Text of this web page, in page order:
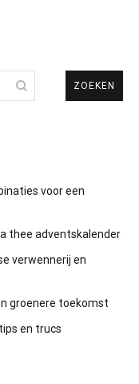
voor een
thee adventskalender
verwennerij en
groenere toekomst
en trucs